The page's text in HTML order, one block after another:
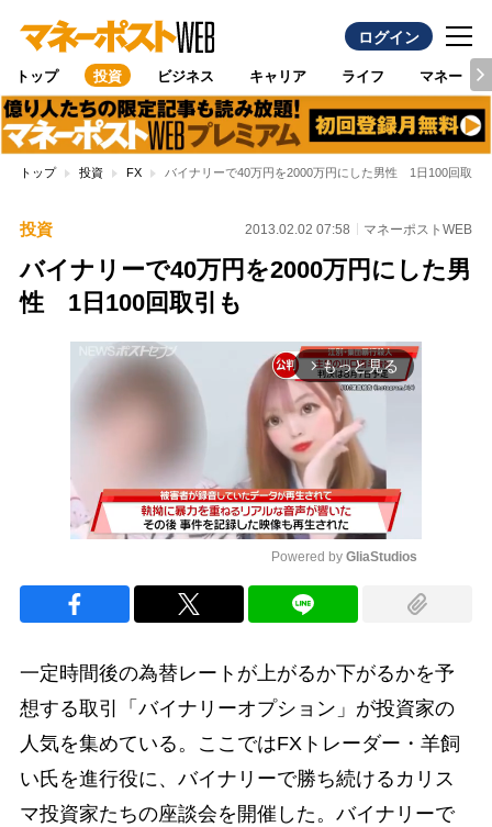
ログイン
トップ 投資 ビジネス キャリア ライフ マネー
トップ 投資 FX バイナリーで40万円を2000万円にした男性 1日100回取引
投資 2013.02.02 07:58 マネーポストWEB
バイナリーで40万円を2000万円にした男
性 1日100回取引も
arrow_forward_ios もっと見る
Powered by GliaStudios
一定時間後の為替レートが上がるか下がるかを予
想する取引「バイナリーオプション」が投資家の
人気を集めている。ここではFXトレーダー・羊飼
い氏を進行役に、バイナリーで勝ち続けるカリス
マ投資家たちの座談会を開催した。バイナリーで